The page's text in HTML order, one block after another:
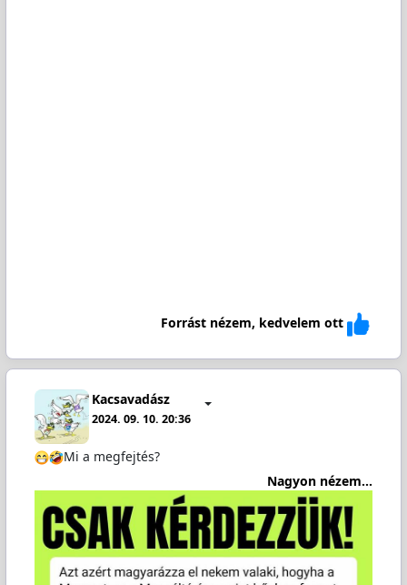
Forrást nézem, kedvelem ott
Kacsavadász
2024. 09. 10. 20:36
Mi a megfejtés?
Nagyon nézem...